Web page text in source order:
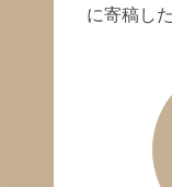
に寄稿し